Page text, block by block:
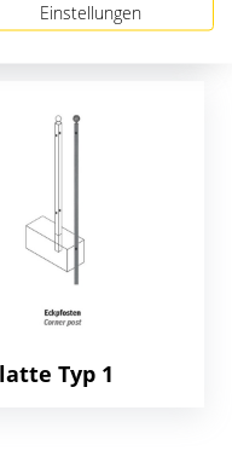
Typ 1
Typ 1
Einstellungen